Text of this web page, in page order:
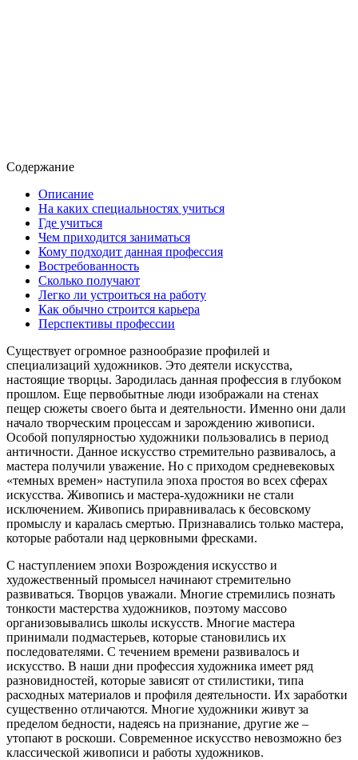
Содержание
Описание
На каких специальностях учиться
Где учиться
Чем приходится заниматься
Кому подходит данная профессия
Востребованность
Сколько получают
Легко ли устроиться на работу
Как обычно строится карьера
Перспективы профессии
Существует огромное разнообразие профилей и
специализаций художников. Это деятели искусства,
настоящие творцы. Зародилась данная профессия в глубоком
прошлом. Еще первобытные люди изображали на стенах
пещер сюжеты своего быта и деятельности. Именно они дали
начало творческим процессам и зарождению живописи.
Особой популярностью художники пользовались в период
античности. Данное искусство стремительно развивалось, а
мастера получили уважение. Но с приходом средневековых
«темных времен» наступила эпоха простоя во всех сферах
искусства. Живопись и мастера-художники не стали
исключением. Живопись приравнивалась к бесовскому
промыслу и каралась смертью. Признавались только мастера,
которые работали над церковными фресками.
С наступлением эпохи Возрождения искусство и
художественный промысел начинают стремительно
развиваться. Творцов уважали. Многие стремились познать
тонкости мастерства художников, поэтому массово
организовывались школы искусств. Многие мастера
принимали подмастерьев, которые становились их
последователями. С течением времени развивалось и
искусство. В наши дни профессия художника имеет ряд
разновидностей, которые зависят от стилистики, типа
расходных материалов и профиля деятельности. Их заработки
существенно отличаются. Многие художники живут за
пределом бедности, надеясь на признание, другие же –
утопают в роскоши. Современное искусство невозможно без
классической живописи и работы художников.